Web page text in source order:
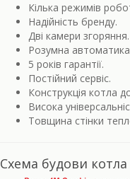
Кілька режимів
Надійність бренду.
Дві камери згоряння.
Розумна
5 років гарантії.
Постійний сервіс.
Конструкція котла
Висока
Товщина стінки
Схема будови